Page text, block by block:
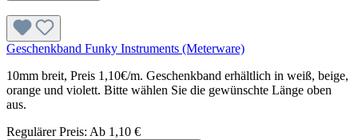
Geschenkband Funky Instruments (Meterware)
10mm breit, Preis 1,10€/m. Geschenkband erhältlich in weiß, beige,
orange und violett. Bitte wählen Sie die gewünschte Länge oben
aus.
Regulärer Preis: Ab 1,10 €